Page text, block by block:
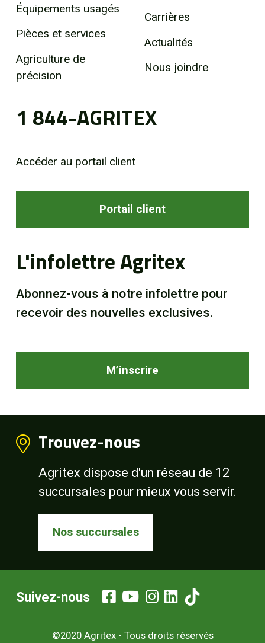
Équipements usagés
Pièces et services
Agriculture de
précision
Carrières
Actualités
Nous joindre
1 844-AGRITEX
Accéder au portail client
Portail client
L'infolettre Agritex
Abonnez-vous à notre infolettre pour
recevoir des nouvelles exclusives.
M’inscrire
Trouvez-nous
Agritex dispose d'un réseau de 12
succursales pour mieux vous servir.
Nos succursales
©2020 Agritex - Tous droits réservés
Suivez-nous